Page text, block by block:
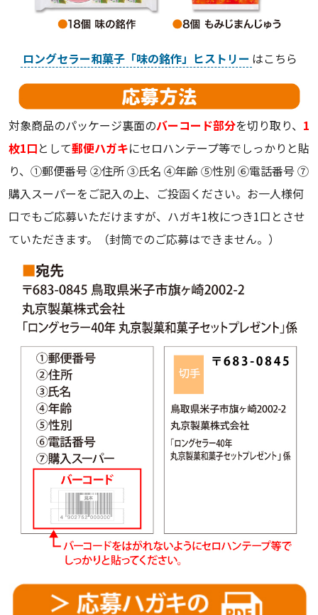
ロングセラー和菓子「味の銘作」ヒストリー はこちら
対象商品のパッケージ裏面のバーコード部分を切り取り、 1
枚1口として郵便ハガキにセロハンテープ等でしっかりと貼
り、①郵便番号 ②住所 ③氏名 ④年齢 ⑤性別 ⑥電話番号 ⑦
購入スーパーをご記入の上、ご投函ください。お一人様何
口でもご応募いただけますが、ハガキ1枚につき1口とさせ
ていただきます。（封筒でのご応募はできません。）